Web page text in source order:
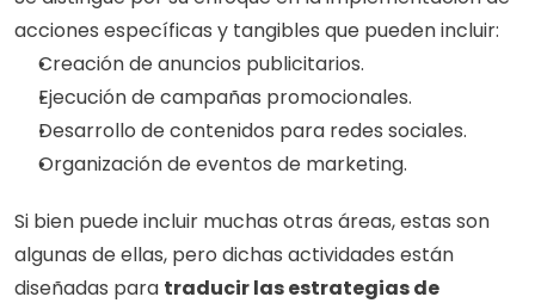
acciones específicas y tangibles que pueden incluir:
Creación de anuncios publicitarios.
Ejecución de campañas promocionales.
Desarrollo de contenidos para redes sociales.
Organización de eventos de marketing.
Si bien puede incluir muchas otras áreas, estas son
algunas de ellas, pero dichas actividades están
diseñadas para traducir las estrategias de